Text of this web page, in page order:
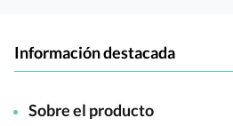
Información destacada
Sobre el producto